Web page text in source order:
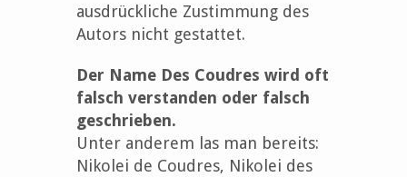
ausdrückliche Zustimmung des
Autors nicht gestattet.
Der Name Des Coudres wird oft
falsch verstanden oder falsch
geschrieben.
Unter anderem las man bereits:
Nikolei de Coudres, Nikolei des